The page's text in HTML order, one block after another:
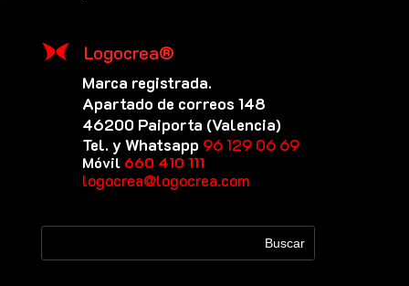
Logocrea®
Marca registrada.
Apartado de correos 148
46200 Paiporta (Valencia)
Tel. y Whatsapp 96 129 06 69
Móvil 660 410 111
logocrea@logocrea.com